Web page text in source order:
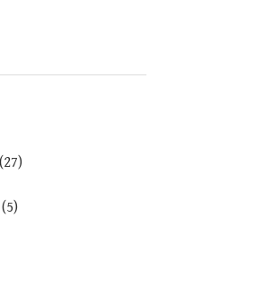
(27)
(5)